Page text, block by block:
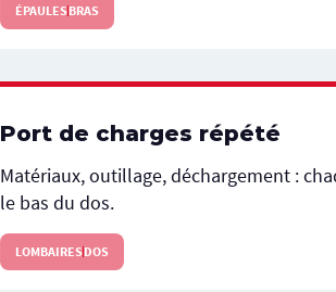
ÉPAULESBRAS
Port de charges répété
Matériaux, outillage, déchargement :
le bas du dos.
LOMBAIRESDOS